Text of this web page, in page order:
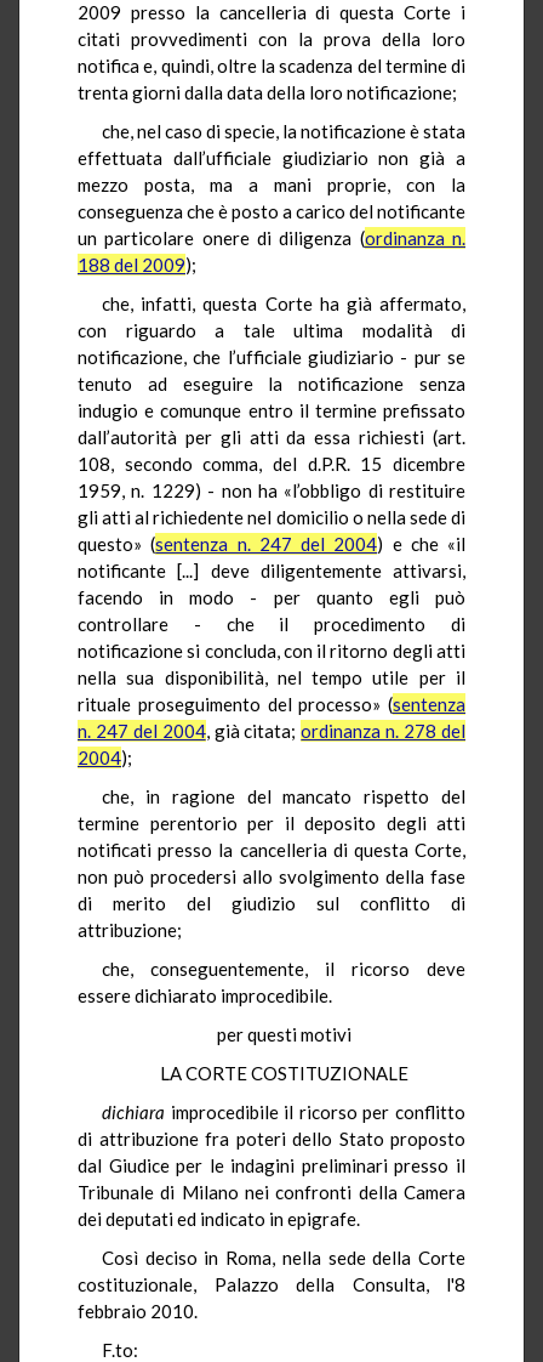
2009 presso la cancelleria di questa Corte i
citati provvedimenti con la prova della loro
notifica e, quindi, oltre la scadenza del termine di
trenta giorni dalla data della loro notificazione;
che, nel caso di specie, la notificazione è stata
effettuata dall’ufficiale giudiziario non già a
mezzo posta, ma a mani proprie, con la
conseguenza che è posto a carico del notificante
un particolare onere di diligenza (ordinanza n.
188 del 2009);
che, infatti, questa Corte ha già affermato,
con riguardo a tale ultima modalità di
notificazione, che l’ufficiale giudiziario - pur se
tenuto ad eseguire la notificazione senza
indugio e comunque entro il termine prefissato
dall’autorità per gli atti da essa richiesti (art.
108, secondo comma, del d.P.R. 15 dicembre
1959, n. 1229) - non ha «l’obbligo di restituire
gli atti al richiedente nel domicilio o nella sede di
questo» (sentenza n. 247 del 2004) e che «il
notificante [...] deve diligentemente attivarsi,
facendo in modo - per quanto egli può
controllare - che il procedimento di
notificazione si concluda, con il ritorno degli atti
nella sua disponibilità, nel tempo utile per il
rituale proseguimento del processo» (sentenza
n. 247 del 2004, già citata;ordinanza n. 278 del
2004);
che, in ragione del mancato rispetto del
termine perentorio per il deposito degli atti
notificati presso la cancelleria di questa Corte,
non può procedersi allo svolgimento della fase
di merito del giudizio sul conflitto di
attribuzione;
che, conseguentemente, il ricorso deve
essere dichiarato improcedibile.
per questi motivi
LA CORTE COSTITUZIONALE
dichiara improcedibile il ricorso per conflitto
di attribuzione fra poteri dello Stato proposto
dal Giudice per le indagini preliminari presso il
Tribunale di Milano nei confronti della Camera
dei deputati ed indicato in epigrafe.
Così deciso in Roma, nella sede della Corte
costituzionale, Palazzo della Consulta, l'8
febbraio 2010.
F.to: